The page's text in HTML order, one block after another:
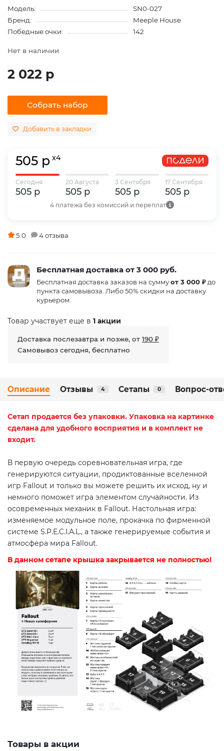
Модель:
SN0-027
Бренд:
Meeple House
Победные очки:
142
Нет в наличии
2 022 р
Собрать набор
Добавить в закладки
505 р x4
Сегодня
505 р
20 Августа
505 р
3 Сентября
505 р
17 Сентября
505 р
4 платежа без комиссий и переплат
5.0 4 отзыва
Бесплатная доставка от 3 000 руб.
Бесплатная доставка заказов на суммуот 3 000 ₽ до
пункта самовывоза. Либо 50% скидки на доставку
курьером.
Товар участвует еще в 1 акции
Доставка послезавтра и позже, от 190 ₽
Самовывоз сегодня, бесплатно
Описание Отзывы 4 Сетапы 0 Вопрос-
Сетап продается без упаковки. Упаковка на картинке
сделана для удобного восприятия и в комплект не
входит.
В первую очередь соревновательная игра, где
генерируются ситуации, продиктованные вселенной
игр Fallout и только вы можете решить их исход, ну и
немного поможет игра элементом случайности. Из
осовременных механик в Fallout. Настольная игра:
изменяемое модульное поле, прокачка по фирменной
системе S.P.E.C.I.A.L., а также генерируемые события и
атмосфера мира Fallout.
В данном сетапе крышка закрывается не полностью!
Товары в акции